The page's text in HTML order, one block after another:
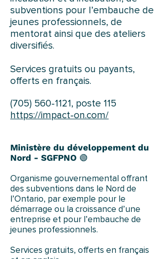
subventions pour l’embauche de
jeunes professionnels, de
mentorat ainsi que des ateliers
diversifiés.
Services gratuits ou payants,
offerts en français.
(705) 560-1121, poste 115
https://impact-on.com/
Ministère du développement du
Nord - SGFPNO 🟢
Organisme gouvernemental offrant
des subventions dans le Nord de
l’Ontario, par exemple pour le
démarrage ou la croissance d’une
entreprise et pour l’embauche de
jeunes professionnels.
Services gratuits, offerts en français